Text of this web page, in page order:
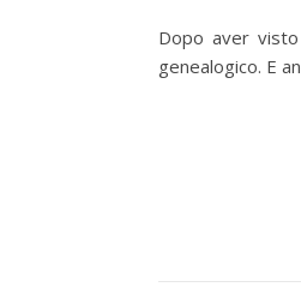
Dopo aver
genealogico. E